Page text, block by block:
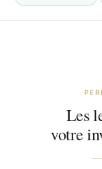
Les
votre